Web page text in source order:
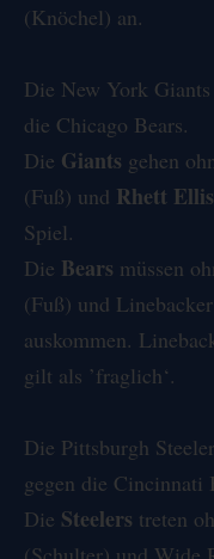
(Knöchel) an.
Die New York Giants
die Chicago Bears.
Die Giants gehen
(Fuß) und Rhett
Spiel.
Die Bears müssen
(Fuß) und Linebacker
auskommen.
gilt als ’fraglich‘.
Die Pittsburgh
gegen die Cincinnati
Die Steelers treten